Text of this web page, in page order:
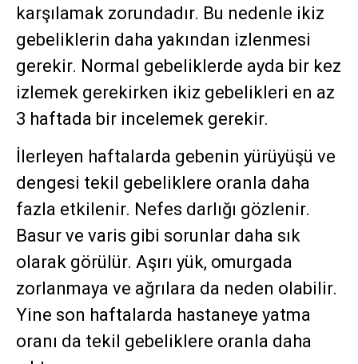
karşılamak zorundadır. Bu nedenle ikiz
gebeliklerin daha yakından izlenmesi
gerekir. Normal gebeliklerde ayda bir kez
izlemek gerekirken ikiz gebelikleri en az
3 haftada bir incelemek gerekir.
İlerleyen haftalarda gebenin yürüyüşü ve
dengesi tekil gebeliklere oranla daha
fazla etkilenir. Nefes darlığı gözlenir.
Basur ve varis gibi sorunlar daha sık
olarak görülür. Aşırı yük, omurgada
zorlanmaya ve ağrılara da neden olabilir.
Yine son haftalarda hastaneye yatma
oranı da tekil gebeliklere oranla daha